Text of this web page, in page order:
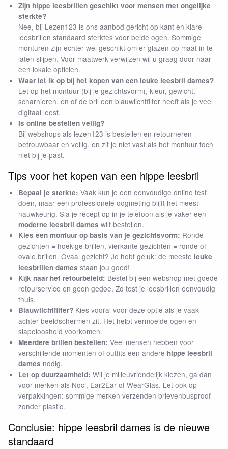
in Lezen123
Zijn hippe leesbrillen geschikt voor mensen met ongelijke
sterkte?
Nee, bij Lezen123 is ons aanbod gericht op kant en klare
leesbrillen standaard sterktes voor beide ogen. Sommige
monturen zijn echter wel geschikt om er glazen op maat in te
laten slijpen. Voor maatwerk verwijzen wij u graag door naar
een lokale opticien.
Waar let ik op bij het kopen van een leuke leesbril dames?
Let op het montuur (bij je gezichtsvorm), kleur, gewicht,
scharnieren, en of de bril een blauwlichtfilter heeft als je veel
digitaal leest.
Is online bestellen veilig?
Bij webshops als lezen123 is bestellen en retourneren
betrouwbaar en veilig, en zit je niet vast als het montuur toch
niet bij je past.
Tips voor het kopen van een hippe leesbril
Bepaal je sterkte: Vaak kun je een eenvoudige online test
doen, maar een professionele oogmeting blijft het meest
nauwkeurig. Sla je recept op in je telefoon als je vaker een
moderne leesbril dames wilt bestellen.
Kies een montuur op basis van je gezichtsvorm: Ronde
gezichten = hoekige brillen, vierkante gezichten = ronde of
ovale brillen. Ovaal gezicht? Je hebt geluk: de meeste leuke
leesbrillen dames staan jou goed!
Kijk naar het retourbeleid: Bestel bij een webshop met goede
retourservice en geen gedoe. Zo test je leesbrillen eenvoudig
thuis.
Blauwlichtfilter? Kies vooral voor deze optie als je vaak
achter beeldschermen zit. Het helpt vermoeide ogen en
slapeloosheid voorkomen.
Meerdere brillen bestellen: Veel mensen hebben voor
verschillende momenten of outfits een andere hippe leesbril
dames nodig.
Let op duurzaamheid: Wil je milieuvriendelijk kiezen, ga dan
voor merken als Noci, Ear2Ear of WearGlas. Let ook op
verpakkingen: sommige merken verzenden brievenbusproof
zonder plastic.
Conclusie: hippe leesbril dames is de nieuwe
standaard